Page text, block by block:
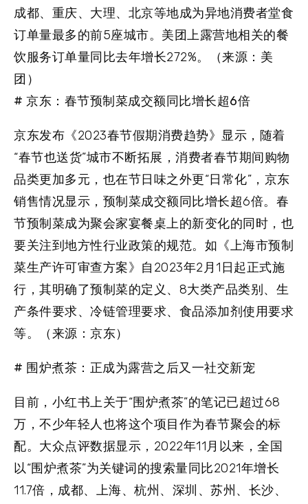
成都、重庆、大理、北京等地成为异地消费者堂食
订单量最多的前5座城市。美团上露营地相关的餐
饮服务订单量同比去年增长272%。（来源：美
团）
# 京东：春节预制菜成交额同比增长超6倍
京东发布《2023春节假期消费趋势》显示，随着
“春节也送货”城市不断拓展，消费者春节期间购物
品类更加多元，也在节日味之外更“日常化”，京东
销售情况显示，预制菜成交额同比增长超6倍。春
节预制菜成为聚会家宴餐桌上的新变化的同时，也
要关注到地方性行业政策的规范。如《上海市预制
菜生产许可审查方案》自2023年2月1日起正式施
行，其明确了预制菜的定义、8大类产品类别、生
产条件要求、冷链管理要求、食品添加剂使用要求
等。（来源：京东）
# 围炉煮茶：正成为露营之后又一社交新宠
目前，小红书上关于“围炉煮茶”的笔记已超过68
万，不少年轻人也将这个项目作为春节聚会的标
配。大众点评数据显示，2022年11月以来，全国
以“围炉煮茶”为关键词的搜索量同比2021年增长
11.7倍，成都、上海、杭州、深圳、苏州、长沙、